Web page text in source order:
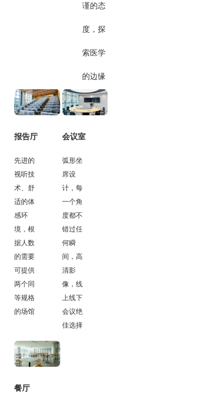
谨的态
度，探
索医学
的边缘
报告厅
先进的
视听技
术、舒
适的体
感环
境，根
据人数
的需要
可提供
两个同
等规格
的场馆
会议室
弧形坐
席设
计，每
一个角
度都不
错过任
何瞬
间，高
清影
像，线
上线下
会议绝
佳选择
餐厅